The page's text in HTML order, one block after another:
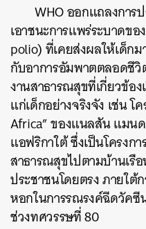
WHO ออกแถลงการ
เอาชนะการแพร่ระบาดขอ
polio) ที่เคยส่งผลให้เด็ก
กับอาการอัมพาตตลอดชี
งานสาธารณสุขที่เกี่ยวข้อ
แก่เด็กอย่างจริงจัง เช่น โ
Africa” ของแนลสัน แมน
แอฟริกาใต้ ซึ่งเป็นโครงก
สาธารณสุขไปตามบ้านเรื
ประชาชนโดยตรง ภายใต้
หอกในการรณรงค์ฉีดวัคซี
ช่วงทศวรรษที่ 80